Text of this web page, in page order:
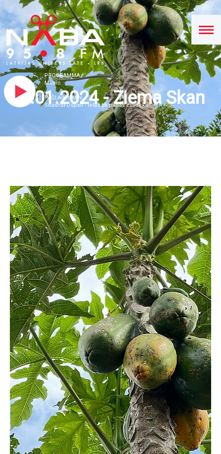
PROGRAMMA
Music
PAŠLAIK SKAN
SeasnsFDspair - ielas tik pilnas cilveeku
23.01.2024 - Ziema Skan